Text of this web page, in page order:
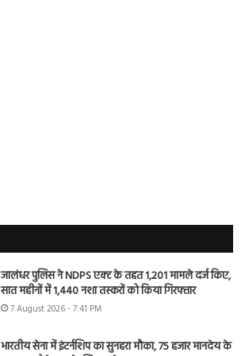
जालंधर पुलिस ने NDPS एक्ट के तहत 1,201 मामले दर्ज किए,
सात महीनों में 1,440 नशा तस्करों को किया गिरफ्तार
7 August 2026 - 7:41 PM
भारतीय सेना में इंटर्नशिप का सुनहरा मौका, 75 हजार मानदेय के